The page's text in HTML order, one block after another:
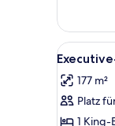
View
Alle
Fotos
für
Suite,
18
177 m²
Platz
1